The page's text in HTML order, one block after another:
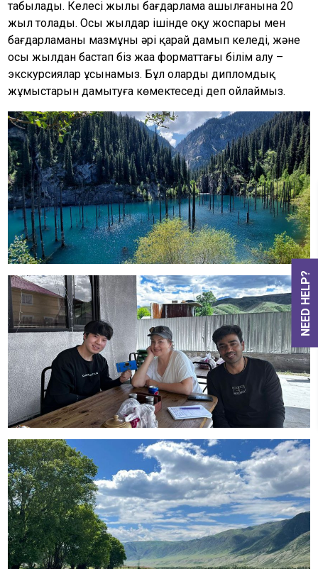
NEED HELP?
табылады. Келесі жылы бағдарлама ашылғанына 20
жыл толады. Осы жылдар ішінде оқу жоспары мен
бағдарламаның мазмұны әрі қарай дамып келеді, және
осы жылдан бастап біз жаңа форматтағы білім алу –
экскурсиялар ұсынамыз. Бұл олардың дипломдық
жұмыстарын дамытуға көмектеседі деп ойлаймыз.